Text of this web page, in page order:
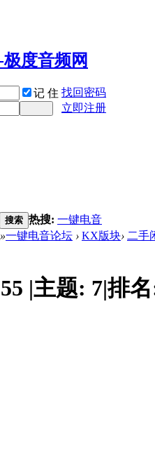
记 住 找回密码
立即注册
搜索 热搜: 一键电音
»一键电音论坛 › KX版块› 二手
55 |主题: 7|排